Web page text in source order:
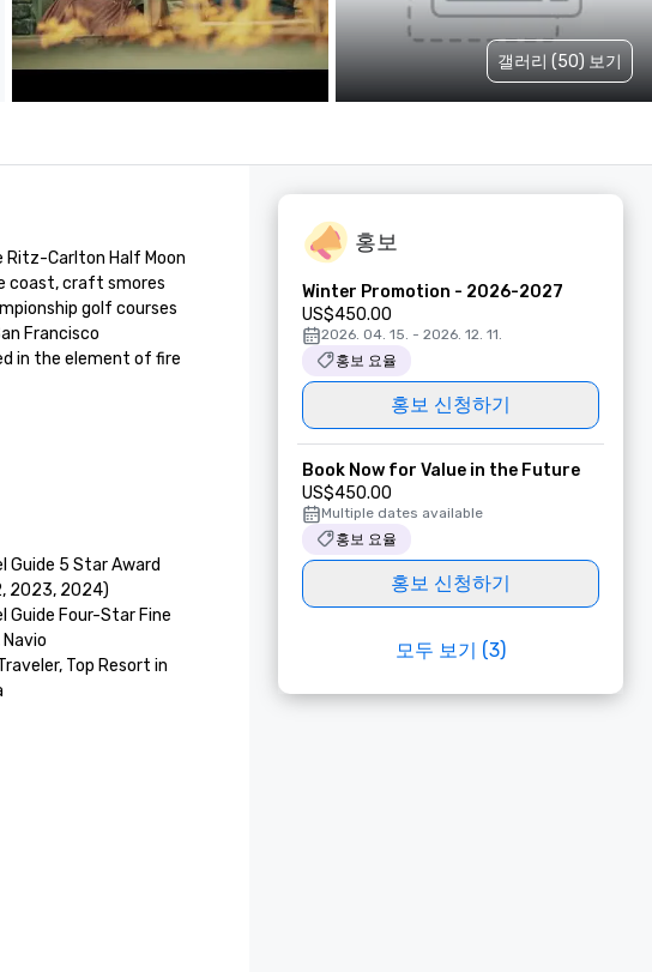
갤러리 (50) 보기
Ritz-Carlton Half Moon
coast, craft smores
golf courses
Francisco
in the element of fire
Guide 5 Star Award
2023, 2024)
Guide Four-Star Fine
Top Resort in
홍보
Winter Promotion - 2026-2027
US$450.00
2026. 04. 15. - 2026. 12. 11.
홍보 요율
홍보 신청하기
Book Now for Value in the Future
US$450.00
Multiple dates available
홍보 요율
홍보 신청하기
모두 보기 (3)